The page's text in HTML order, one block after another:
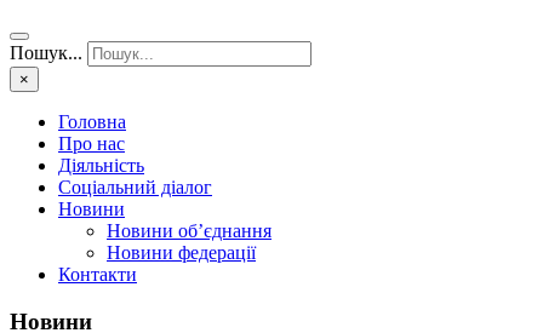
Пошук...
×
Головна
Про нас
Діяльність
Соціальний діалог
Новини
Новини об’єднання
Новини федерації
Контакти
Новини